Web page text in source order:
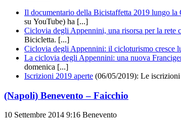
Il documentario della Bicistaffetta 2019 lungo
su YouTube) ha [...]
Ciclovia degli Appennini, una risorsa per la rete
Bicicletta. [...]
Ciclovia degli Appennini: il cicloturismo cresce
La ciclovia degli Appennini: una nuova
domenica [...]
Iscrizioni 2019 aperte (06/05/2019): Le
(Napoli) Benevento – Faicchio
10 Settembre 2014 9:16 Benevento